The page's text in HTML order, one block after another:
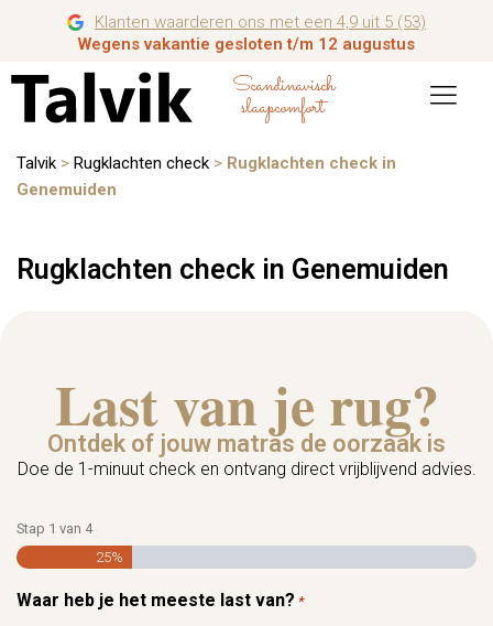
Klanten waarderen ons met een 4,9 uit 5 (53)
Wegens vakantie gesloten t/m 12 augustus
Scandinavisch
slaapcomfort
Talvik > Rugklachten check > Rugklachten check in
Genemuiden
Rugklachten check in Genemuiden
Last van je rug?
Ontdek of jouw matras de oorzaak is
Doe de 1-minuut check en ontvang direct vrijblijvend advies.
Stap 1 van 4
25%
Waar heb je het meeste last van? *